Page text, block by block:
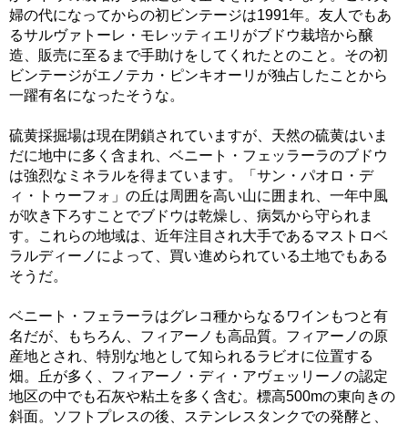
婦の代になってからの初ビンテージは1991年。友人でもあ
るサルヴァトーレ・モレッティエリがブドウ栽培から醸
造、販売に至るまで手助けをしてくれたとのこと。その初
ビンテージがエノテカ・ピンキオーリが独占したことから
一躍有名になったそうな。
硫黄採掘場は現在閉鎖されていますが、天然の硫黄はいま
だに地中に多く含まれ、ベニート・フェッラーラのブドウ
は強烈なミネラルを得まています。「サン・パオロ・デ
ィ・トゥーフォ」の丘は周囲を高い山に囲まれ、一年中風
が吹き下ろすことでブドウは乾燥し、病気から守られま
す。これらの地域は、近年注目され大手であるマストロベ
ラルディーノによって、買い進められている土地でもある
そうだ。
ベニート・フェラーラはグレコ種からなるワインもつと有
名だが、もちろん、フィアーノも高品質。フィアーノの原
産地とされ、特別な地として知られるラビオに位置する
畑。丘が多く、フィアーノ・ディ・アヴェッリーノの認定
地区の中でも石灰や粘土を多く含む。標高500mの東向きの
斜面。ソフトプレスの後、ステンレスタンクでの発酵と、